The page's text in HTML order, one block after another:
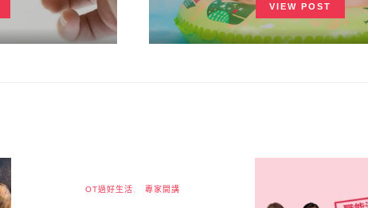
VIEW POST
OT過好生活 專家開講